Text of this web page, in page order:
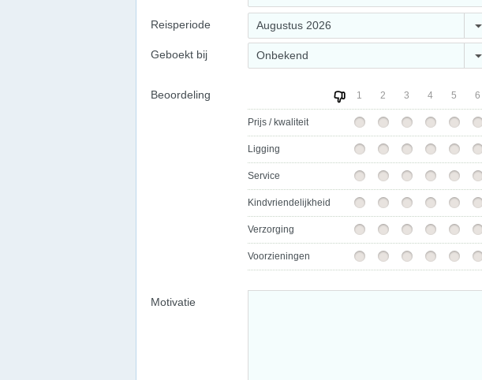
Reisperiode Augustus 2026
Geboekt bij Onbekend
Beoordeling 1 2 3 4 5 6
Prijs / kwaliteit
Ligging
Service
Kindvriendelijkheid
Verzorging
Voorzieningen
Motivatie